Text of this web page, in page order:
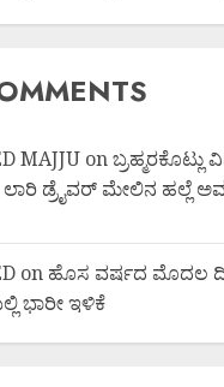
MAJJU on
ಡ್ರೈವರ್ ಮೇಲಿನ ಹಲ್ಲೆ
on ಹೊಸ ವರ್ಷದ ಮೊದಲ
ಭಾರೀ ಇಳಿಕೆ